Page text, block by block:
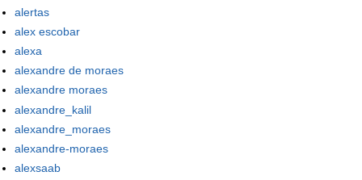
alertas
alex escobar
alexa
alexandre de moraes
alexandre moraes
alexandre_kalil
alexandre_moraes
alexandre-moraes
alexsaab